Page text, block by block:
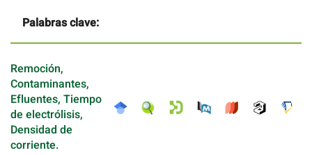
Palabras clave:
Remoción,
Contaminantes,
Efluentes, Tiempo
de electrólisis,
Densidad de
corriente.